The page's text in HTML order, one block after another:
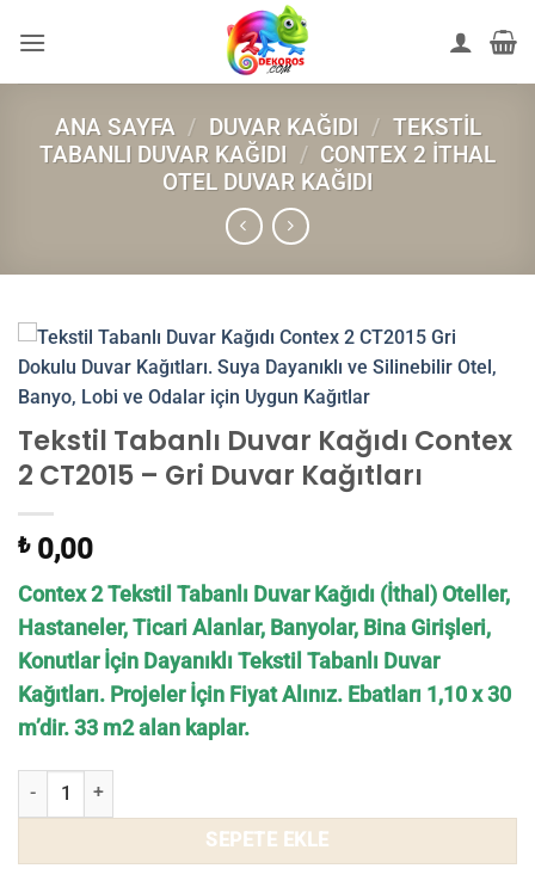
atla
ANA SAYFA / DUVAR KAĞIDI / TEKSTIL
TABANLI DUVAR KAĞIDI / CONTEX 2 İTHAL
OTEL DUVAR KAĞIDI
Tekstil Tabanlı Duvar Kağıdı Contex
2 CT2015 – Gri Duvar Kağıtları
₺0,00
Contex 2 Tekstil Tabanlı Duvar Kağıdı (İthal) Oteller,
Hastaneler, Ticari Alanlar, Banyolar, Bina Girişleri,
Konutlar İçin Dayanıklı Tekstil Tabanlı Duvar
Kağıtları. Projeler İçin Fiyat Alınız. Ebatları 1,10 x 30
m’dir. 33 m2 alan kaplar.
Tekstil Tabanlı Duvar Kağıdı Contex 2 CT2015 - Gri Duvar Kağıtları
SEPETE EKLE